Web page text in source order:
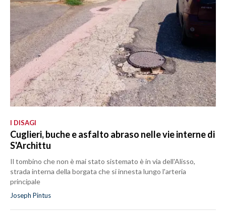
I DISAGI
Cuglieri, buche e asfalto abraso nelle vie interne di
S'Archittu
Il tombino che non è mai stato sistemato è in via dell'Alisso,
strada interna della borgata che si innesta lungo l'arteria
principale
Joseph Pintus